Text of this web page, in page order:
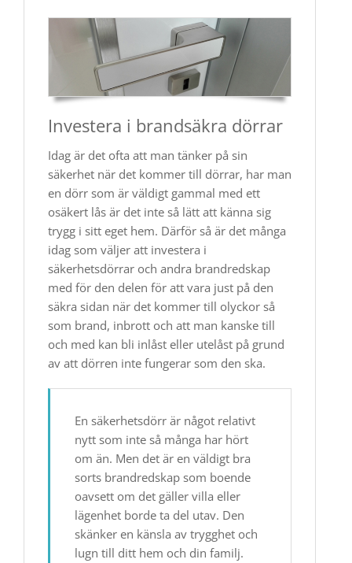
Investera i brandsäkra dörrar
Idag är det ofta att man tänker på sin
säkerhet när det kommer till dörrar, har man
en dörr som är väldigt gammal med ett
osäkert lås är det inte så lätt att känna sig
trygg i sitt eget hem. Därför så är det många
idag som väljer att investera i
säkerhetsdörrar och andra brandredskap
med för den delen för att vara just på den
säkra sidan när det kommer till olyckor så
som brand, inbrott och att man kanske till
och med kan bli inlåst eller utelåst på grund
av att dörren inte fungerar som den ska.
En säkerhetsdörr är något relativt
nytt som inte så många har hört
om än. Men det är en väldigt bra
sorts brandredskap som boende
oavsett om det gäller villa eller
lägenhet borde ta del utav. Den
skänker en känsla av trygghet och
lugn till ditt hem och din familj.